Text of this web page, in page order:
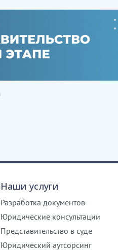
Наши услуги
Разработка документов
Юридические консультации
Представительство в суде
Юридический аутсорсинг